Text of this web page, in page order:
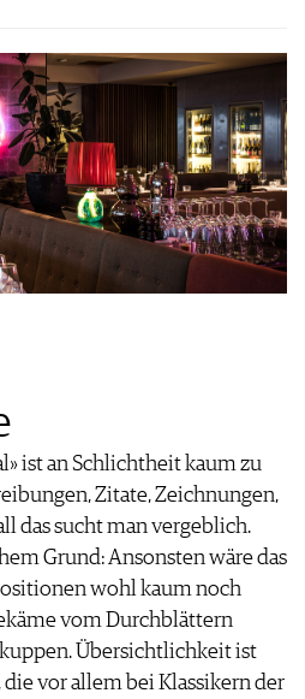
ist an Schlichtheit kaum zu
Zitate, Zeichnungen,
das sucht man vergeblich.
Grund: Ansonsten wäre das
wohl kaum noch
vom Durchblättern
Übersichtlichkeit ist
vor allem bei Klassikern der